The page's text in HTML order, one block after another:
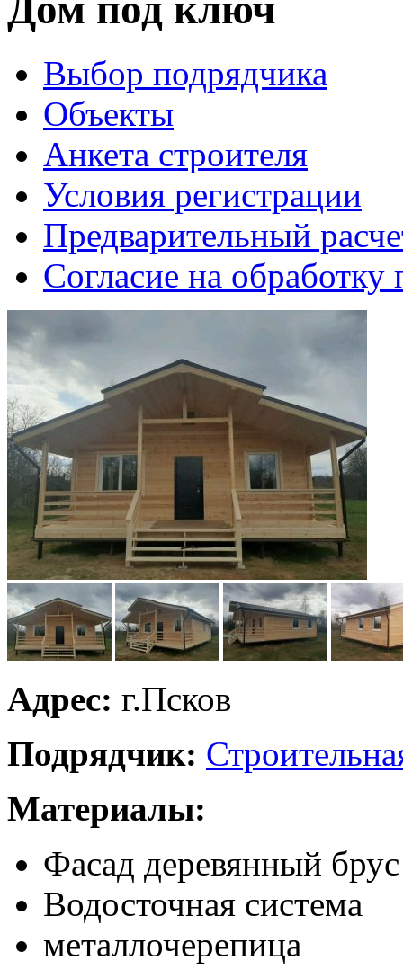
Дом под ключ
Выбор подрядчика
Объекты
Анкета строителя
Условия регистрации
Предварительный
Согласие на
Адрес: г.Псков
Подрядчик:
Материалы:
Фасад деревянный брус
Водосточная система
металлочерепица